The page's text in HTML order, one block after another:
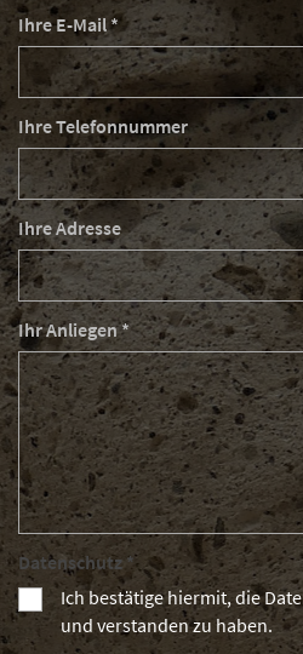
Ihre E-Mail *
Ihre Telefonnummer
Ihre Adresse
Ihr Anliegen *
Datenschutz *
Ich bestätige hiermit, die
und verstanden zu haben.